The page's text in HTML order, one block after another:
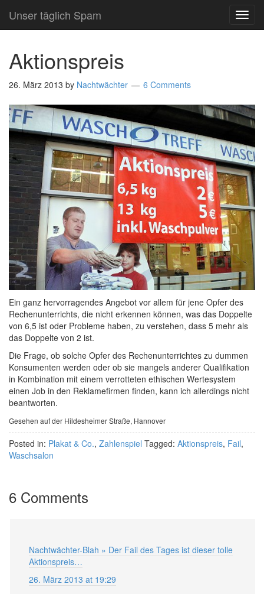
Unser täglich Spam
Aktionspreis
26. März 2013 by Nachtwächter 6 Comments
Ein ganz hervorragendes Angebot vor allem für jene Opfer des
Rechenunterrichts, die nicht erkennen können, was das Doppelte
von 6,5 ist oder Probleme haben, zu verstehen, dass 5 mehr als
das Doppelte von 2 ist.
Die Frage, ob solche Opfer des Rechenunterrichtes zu dummen
Konsumenten werden oder ob sie mangels anderer Qualifikation
in Kombination mit einem verrotteten ethischen Wertesystem
einen Job in den Reklamefirmen finden, kann ich allerdings nicht
beantworten.
Gesehen auf der Hildesheimer Straße, Hannover
Posted in: Plakat & Co., Zahlenspiel Tagged: Aktionspreis, Fail,
Waschsalon
6 Comments
Nachtwächter-Blah » Der Fail des Tages ist dieser tolle
Aktionspreis…
26. März 2013 at 19:29